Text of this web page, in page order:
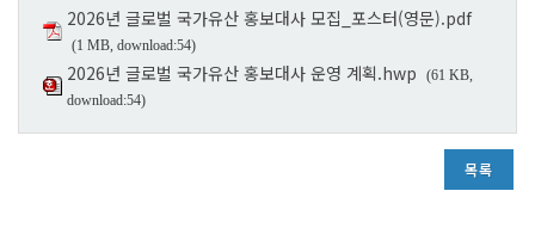
2026년 글로벌 국가유산 홍보대사 모집_포스터(영문).pdf
(1 MB, download:54)
2026년 글로벌 국가유산 홍보대사 운영 계획.hwp
(61 KB,
download:54)
목록